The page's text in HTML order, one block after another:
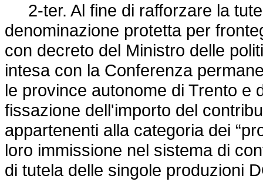
2-ter. Al fine di rafforzare la
denominazione protetta per
con decreto del Ministro delle
intesa con la Conferenza
le province autonome di Trento e
fissazione dell'importo del
appartenenti alla categoria dei
loro immissione nel sistema di
di tutela delle singole produzioni